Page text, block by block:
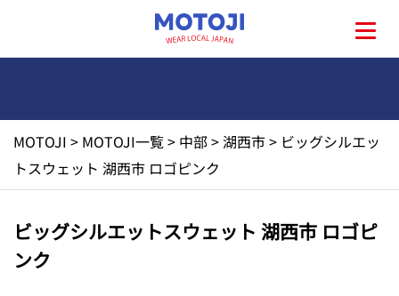
HOME
MOTOJI > MOTOJI一覧> 中部>湖西市> ビッグシルエッ
トスウェット 湖西市 ロゴピンク
ビッグシルエットスウェット 湖西市 ロゴピ
ンク